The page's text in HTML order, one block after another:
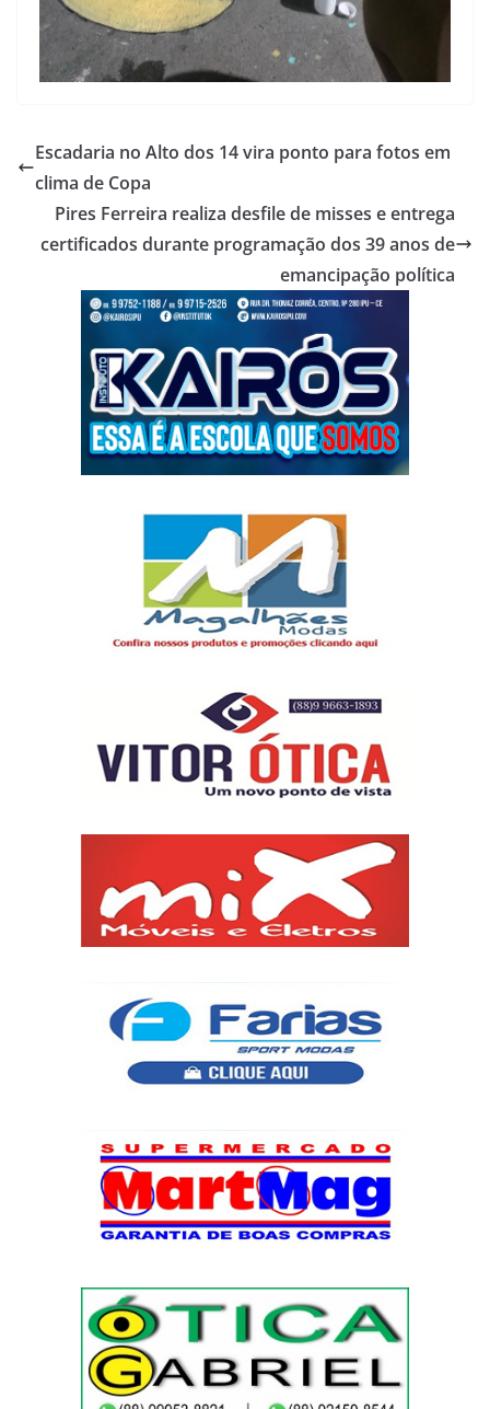
Escadaria no Alto dos 14 vira ponto para fotos em
clima de Copa
Pires Ferreira realiza desfile de misses e entrega
certificados durante programação dos 39 anos de
emancipação política